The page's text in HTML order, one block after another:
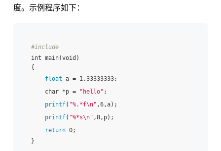
度。示例程序如下：
#include
int main(void)
{
float a = 1.33333333;
char *p =
"hello" ;
printf( "%.*f\n" ,6,a);
printf( "%*s\n" ,8,p);
return 0;